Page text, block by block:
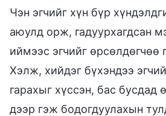
Чэн эгчийг хүн бүр
аюулд орж, гадуурхагдсан
иймээс эгчийг өрсөлдөгчөө
Хэлж, хийдэг бүхэндээ
гарахыг хүссэн, бас бусдад
дээр гэж бодогдуулахын